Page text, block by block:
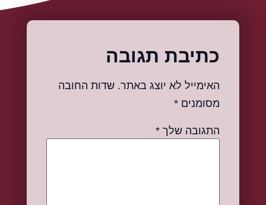
כתיבת תגובה
האימייל לא יוצג באתר. שדות החובה
מסומנים *
התגובה שלך *